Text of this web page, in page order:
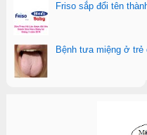
Friso sắp đổi tên
Bệnh tưa miệng ở trẻ